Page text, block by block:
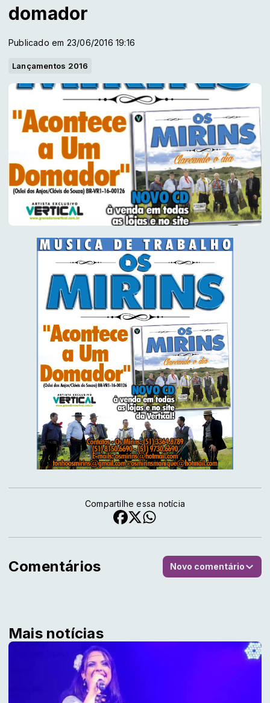
domador
Publicado em 23/06/2016 19:16
Lançamentos 2016
Compartilhe essa notícia
Comentários Novo comentário
Mais notícias